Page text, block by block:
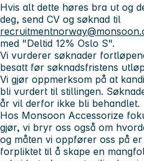
Hvis alt dette høres bra ut og
deg, send CV og søknad til
med "Deltid 12% Oslo S".
Vi vurderer søknader
besatt før søknadsfristens
Vi gjør oppmerksom på at
bli vurdert til stillingen.
år vil derfor ikke bli behandlet.
Hos Monsoon Accessorize
gjør, vi bryr oss også om
og måten vi oppfører oss på
forpliktet til å skape en